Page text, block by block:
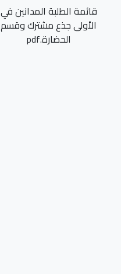
قائمة الطلبة المدانين في
الأولى جذع مشترك وقسم
الحضارة.pdf